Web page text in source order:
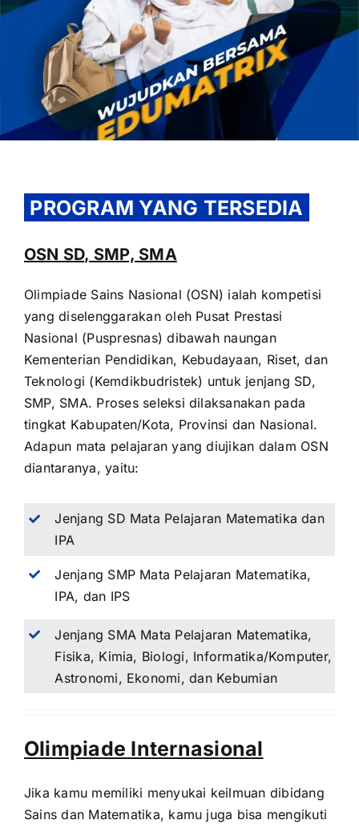
OUR PROGRAM
REGISTRATION
CONTACT US
PROGRAM YANG TERSEDIA
OSN SD, SMP, SMA
Olimpiade Sains Nasional (OSN) ialah kompetisi
yang diselenggarakan oleh Pusat Prestasi
Nasional (Puspresnas) dibawah naungan
Kementerian Pendidikan, Kebudayaan, Riset, dan
Teknologi (Kemdikbudristek) untuk jenjang SD,
SMP, SMA. Proses seleksi dilaksanakan pada
tingkat Kabupaten/Kota, Provinsi dan Nasional.
Adapun mata pelajaran yang diujikan dalam OSN
diantaranya, yaitu:
Jenjang SD Mata Pelajaran Matematika dan
IPA
Jenjang SMP Mata Pelajaran Matematika,
IPA, dan IPS
Jenjang SMA Mata Pelajaran Matematika,
Fisika, Kimia, Biologi, Informatika/Komputer,
Astronomi, Ekonomi, dan Kebumian
Olimpiade Internasional
Jika kamu memiliki menyukai keilmuan dibidang
Sains dan Matematika, kamu juga bisa mengikuti